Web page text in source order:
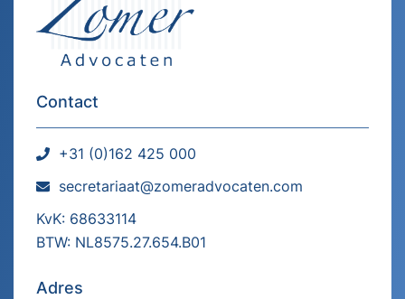
Contact
+31 (0)162 425 000
secretariaat@zomeradvocaten.com
KvK: 68633114
BTW: NL8575.27.654.B01
Adres